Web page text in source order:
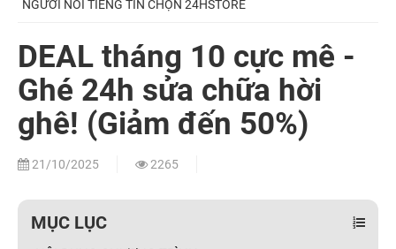
NGƯỜI NỔI TIẾNG TIN CHỌN 24HSTORE
DEAL tháng 10 cực mê -
Ghé 24h sửa chữa hời
ghê! (Giảm đến 50%)
21/10/2025 2265
MỤC LỤC